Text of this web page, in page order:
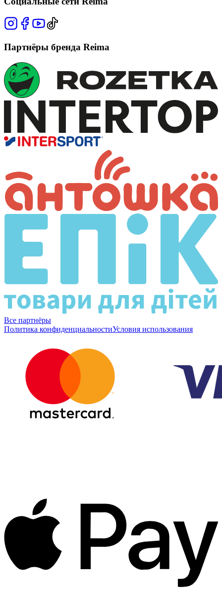
Партнёры бренда Reima
Все партнёры
Политика конфиденциальностиУсловия использования